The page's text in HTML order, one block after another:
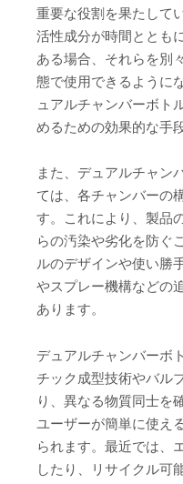
重要な役割を果たして
活性成分が時間ととも
ある場合、それらを別
態で使用できるように
ュアルチャンバーボト
めるための効果的な手
また、デュアルチャン
ては、各チャンバーの
す。これにより、製品
らの汚染や劣化を防ぐ
ルのデザインや使い勝
やスプレー機構などの
あります。
デュアルチャンバーボ
チック成型技術やバル
り、異なる物質同士を
ユーザーが簡単に使え
られます。最近では、
したり、リサイクル可